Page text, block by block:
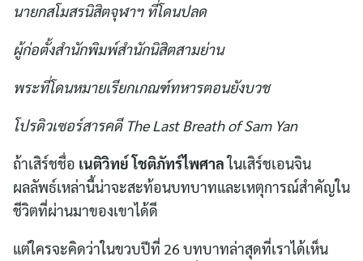
นายกสโมสรนิสิตจุฬาฯ ที่โดนปลด
ผู้ก่อตั้งสำนักพิมพ์สำนักนิสิตสามย่าน
พระที่โดนหมายเรียกเกณฑ์ทหารตอนยังบวช
โปรดิวเซอร์สารคดี The Last Breath of Sam Yan
ถ้าเสิร์ชชื่อ เนติวิทย์ โชติภัทร์ไพศาลในเสิร์ชเอนจิน
ผลลัพธ์เหล่านี้น่าจะสะท้อนบทบาทและเหตุการณ์สำคัญใน
ชีวิตที่ผ่านมาของเขาได้ดี
แต่ใครจะคิดว่าในขวบปีที่ 26 บทบาทล่าสุดที่เราได้เห็น